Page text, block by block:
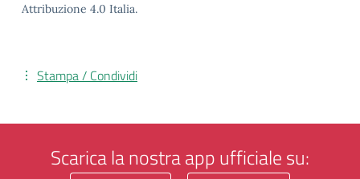
Attribuzione 4.0 Italia.
Stampa / Condividi
Scarica la nostra app ufficiale su: